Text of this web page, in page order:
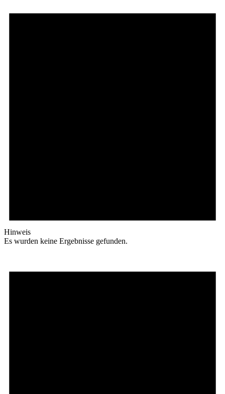
Hinweis
Es wurden keine Ergebnisse gefunden.